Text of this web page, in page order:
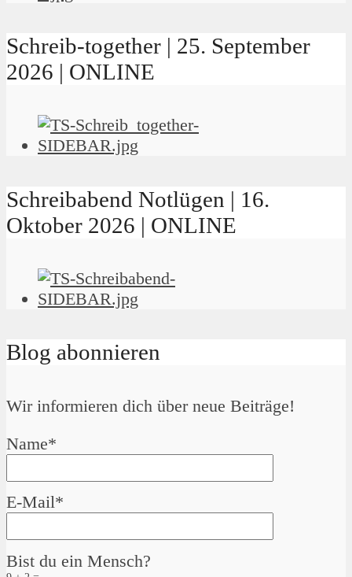
Schreib-together | 25. September
2026 | ONLINE
Schreibabend Notlügen | 16.
Oktober 2026 | ONLINE
Blog abonnieren
Wir informieren dich über neue Beiträge!
Name*
E-Mail*
Bist du ein Mensch?